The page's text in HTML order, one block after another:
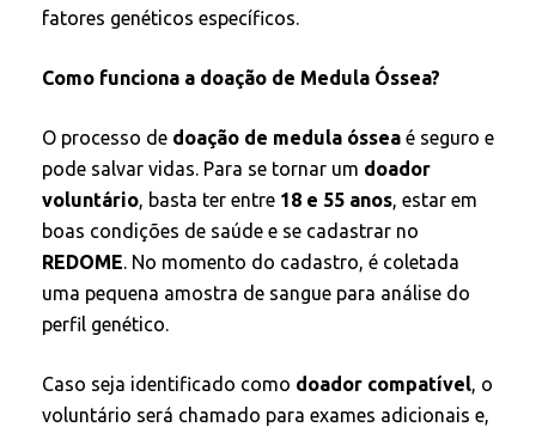
fatores genéticos específicos.
Como funciona a doação de Medula Óssea?
O processo de doação de medula óssea é seguro e
pode salvar vidas. Para se tornar um doador
voluntário, basta ter entre 18 e 55 anos, estar em
boas condições de saúde e se cadastrar no
REDOME. No momento do cadastro, é coletada
uma pequena amostra de sangue para análise do
perfil genético.
Caso seja identificado como doador compatível, o
voluntário será chamado para exames adicionais e,